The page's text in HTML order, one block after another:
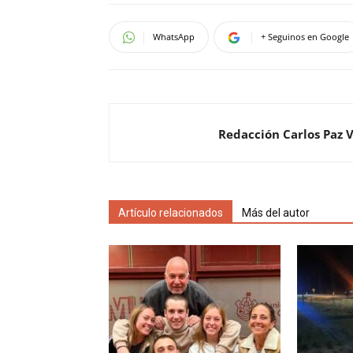
WhatsApp + Seguinos en Google
Redacción Carlos Paz
Artículo relacionados Más del autor